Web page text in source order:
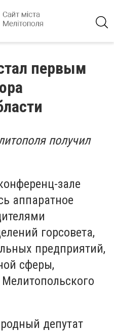
первым
получил
зале
аппаратное
горсовета,
предприятий,
сферы,
депутат